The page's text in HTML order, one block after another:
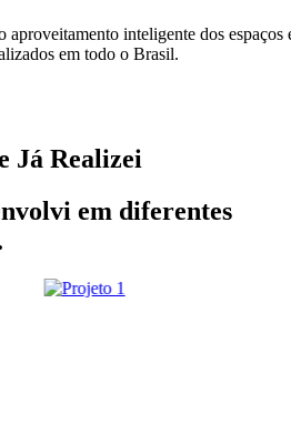
aproveitamento inteligente dos espaços
em todo o Brasil.
Já Realizei
em diferentes